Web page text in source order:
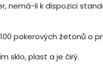
nemá-li k dispozici
pokerových žetonů o
sklo, plast a je čirý.